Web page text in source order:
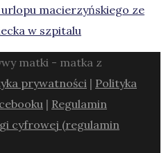
macierzyńskiego ze
w szpitalu
matki - matka z
prywatności | Polityka
| Regulamin
cyfrowej (regulamin